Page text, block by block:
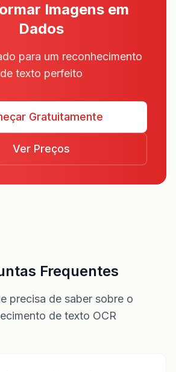
Imagens em
Dados
para um reconhecimento
de texto perfeito
Gratuitamente
Ver Preços
Frequentes
precisa de saber sobre o
de texto OCR